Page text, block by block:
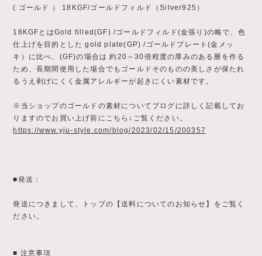
( ゴールド ） 18KGF/ゴールドフィルド（Silver925）
18KGFとはGold filled(GF) /ゴールドフィルド(金張り)の略で、色
仕上げを目的とした gold plate(GP) /ゴールドプレート(金メッ
キ）に比べ、(GF)の場合は 約20～30倍程度の厚みのある層を作る
ため、長期間使用した場合でもゴールドそのものの美しさが保たれ
るうえ剥げにくく金属アレルギーが起きにくい素材です。
※当ショップのゴールドの素材についてブログに詳しく記載してお
りますのでお買い上げ前にこちら↓ご覧ください。
https://www.yju-style.com/blog/2023/02/15/200357
■発送：
発送につきまして、トップの【送料についてのお知らせ】をご覧く
ださい。
■ 注意事項